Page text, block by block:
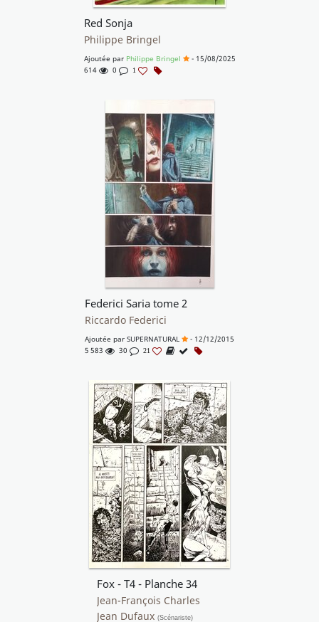
Red Sonja
Philippe Bringel
Ajoutée par Philippe Bringel
- 15/08/2025
614
0 1
Federici Saria tome 2
Riccardo Federici
Ajoutée par SUPERNATURAL
- 12/12/2015
5 583
30 21
Fox - T4 - Planche 34
Jean-François Charles
Jean Dufaux (Scénariste)